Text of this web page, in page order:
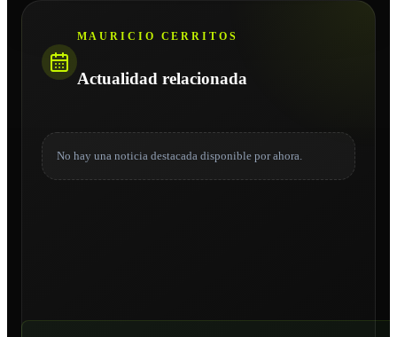
MAURICIO CERRITOS
Actualidad relacionada
No hay una noticia destacada disponible por ahora.